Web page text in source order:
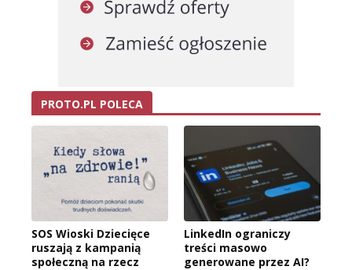
PROTO.PL POLECA
SOS Wioski Dziecięce
ruszają z kampanią
społeczną na rzecz
LinkedIn ograniczy
treści masowo
generowane przez AI?